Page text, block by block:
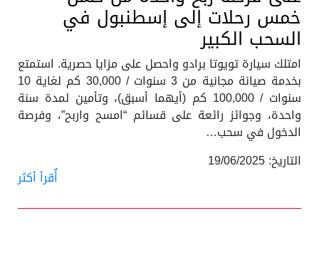
خمس رحلات إلى إسطنبول في
السحب الكبير
امتلك سيارة تويوتا برادو واحصل على مزايا حصرية. استمتع
بخدمة صيانة مجانية من 3 سنوات / 30,000 كم لغاية 10
سنوات / 100,000 كم (أيهما أسبق)، وتأمين لمدة سنة
واحدة، وجوائز رائعة على قسائم “امسح واربح”، وفرصة
الدخول في سحب…
التاريخ: 19/06/2025
أٌقرأ أكثر